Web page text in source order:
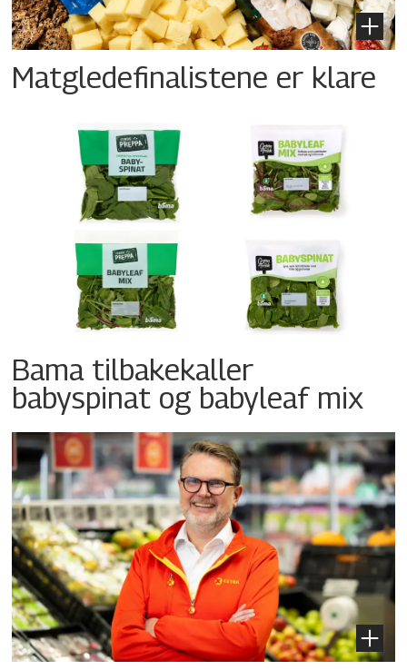
Matgledefinalistene er klare
Bama tilbakekaller
babyspinat og babyleaf mix